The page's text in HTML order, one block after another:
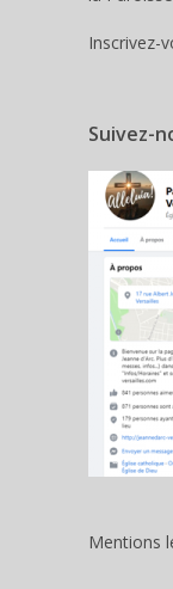
Inscrivez-
Suivez-
Mentions